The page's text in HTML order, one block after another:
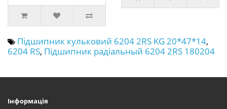
Підшипник кульковий 6204 2RS KG 20*47*14,
6204 RS, Підшипник радіальный 6204 2RS 180204
Інформація